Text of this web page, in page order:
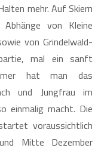
mehr. Auf Skiern
von Kleine
von Grindelwald-
mal ein sanft
hat man das
und Jungfrau im
einmalig macht. Die
voraussichtlich
Mitte Dezember